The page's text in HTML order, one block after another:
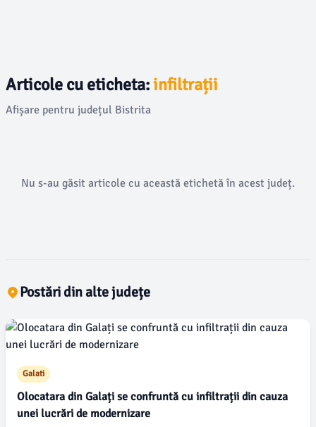
Articole cu eticheta:infiltrații
Afișare pentru județul Bistrita
Nu s-au găsit articole cu această etichetă în acest județ.
Postări din alte județe
Galati
Olocatara din Galați se confruntă cu infiltrații din cauza
unei lucrări de modernizare